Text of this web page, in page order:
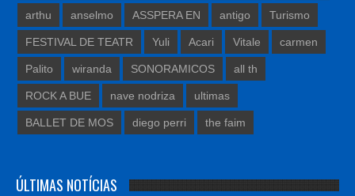
arthu anselmo ASSPERA EN antigo Turismo
FESTIVAL DE TEATR Yuli Acari Vitale carmen
Palito wiranda SONORAMICOS all th
ROCK A BUE nave nodriza ultimas
BALLET DE MOS diego perri the faim
ÚLTIMAS NOTÍCIAS